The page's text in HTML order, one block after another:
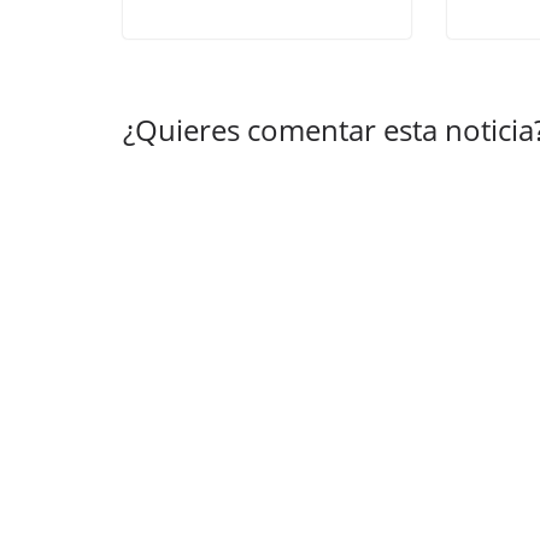
¿Quieres comentar esta